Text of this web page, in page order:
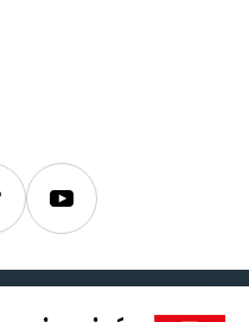
Youtube